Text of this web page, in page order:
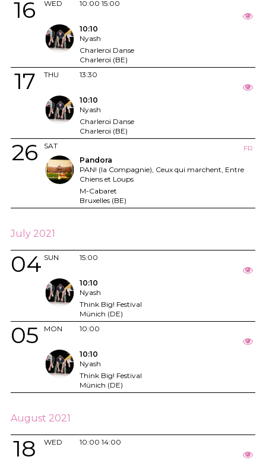
WED
16 10:00 15:00
10:10
Nyash
Charleroi Danse
Charleroi (BE)
THU
17 13:30
10:10
Nyash
Charleroi Danse
Charleroi (BE)
SAT
26
FR
Pandora
PAN! (la Compagnie), Ceux qui marchent, Entre
Chiens et Loups
M-Cabaret
Bruxelles (BE)
July 2021
SUN
04 15:00
10:10
Nyash
Think Big! Festival
Münich (DE)
MON
05 10:00
10:10
Nyash
Think Big! Festival
Münich (DE)
August 2021
WED
18 10:00 14:00